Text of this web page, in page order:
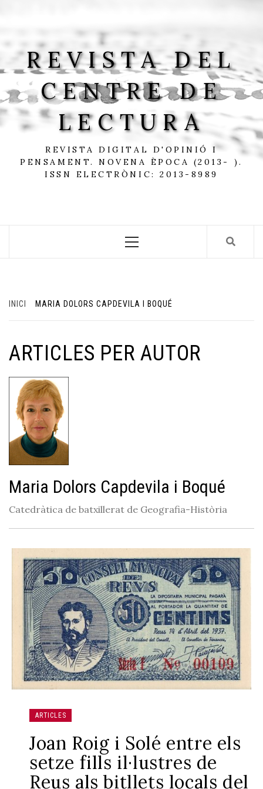
REVISTA DEL
CENTRE DE
LECTURA
REVISTA DIGITAL D'OPINIÓ I
PENSAMENT. NOVENA ÈPOCA (2013- ).
ISSN ELECTRÒNIC: 2013-8989
Menu
INICI MARIA DOLORS CAPDEVILA I BOQUÉ
ARTICLES PER AUTOR
Maria Dolors Capdevila i Boqué
Catedràtica de batxillerat de Geografia-Història
ARTICLES
Joan Roig i Solé entre els
setze fills il·lustres de
Reus als bitllets locals del